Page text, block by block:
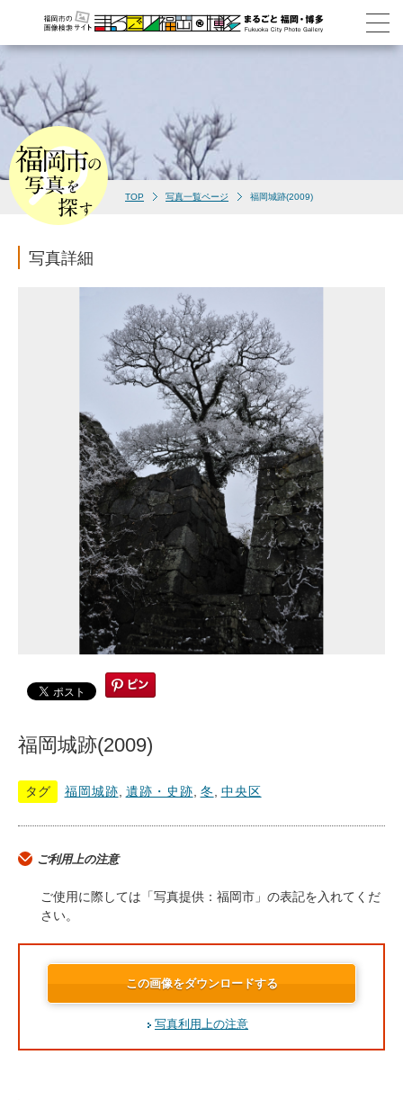
TOP 写真一覧ページ 福岡城跡(2009)
写真詳細
福岡城跡(2009)
タグ 福岡城跡 遺跡・史跡 冬 中央区
ご利用上の注意
ご使用に際しては「写真提供：福岡市」の表記を入れてくだ
さい。
この画像をダウンロードする
写真利用上の注意